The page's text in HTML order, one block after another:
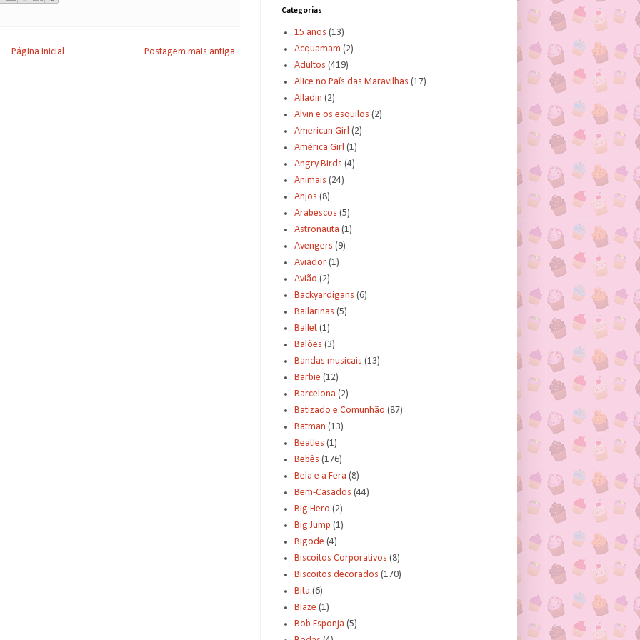
Postagem mais antiga
Página inicial
Categorias
15 anos (13)
Acquamam (2)
Adultos (419)
Alice no País das Maravilhas (17)
Alladin (2)
Alvin e os esquilos (2)
American Girl (2)
América Girl (1)
Angry Birds (4)
Animais (24)
Anjos (8)
Arabescos (5)
Astronauta (1)
Avengers (9)
Aviador (1)
Avião (2)
Backyardigans (6)
Bailarinas (5)
Ballet (1)
Balões (3)
Bandas musicais (13)
Barbie (12)
Barcelona (2)
Batizado e Comunhão (87)
Batman (13)
Beatles (1)
Bebês (176)
Bela e a Fera (8)
Bem-Casados (44)
Big Hero (2)
Big Jump (1)
Bigode (4)
Biscoitos Corporativos (8)
Biscoitos decorados (170)
Bita (6)
Blaze (1)
Bob Esponja (5)